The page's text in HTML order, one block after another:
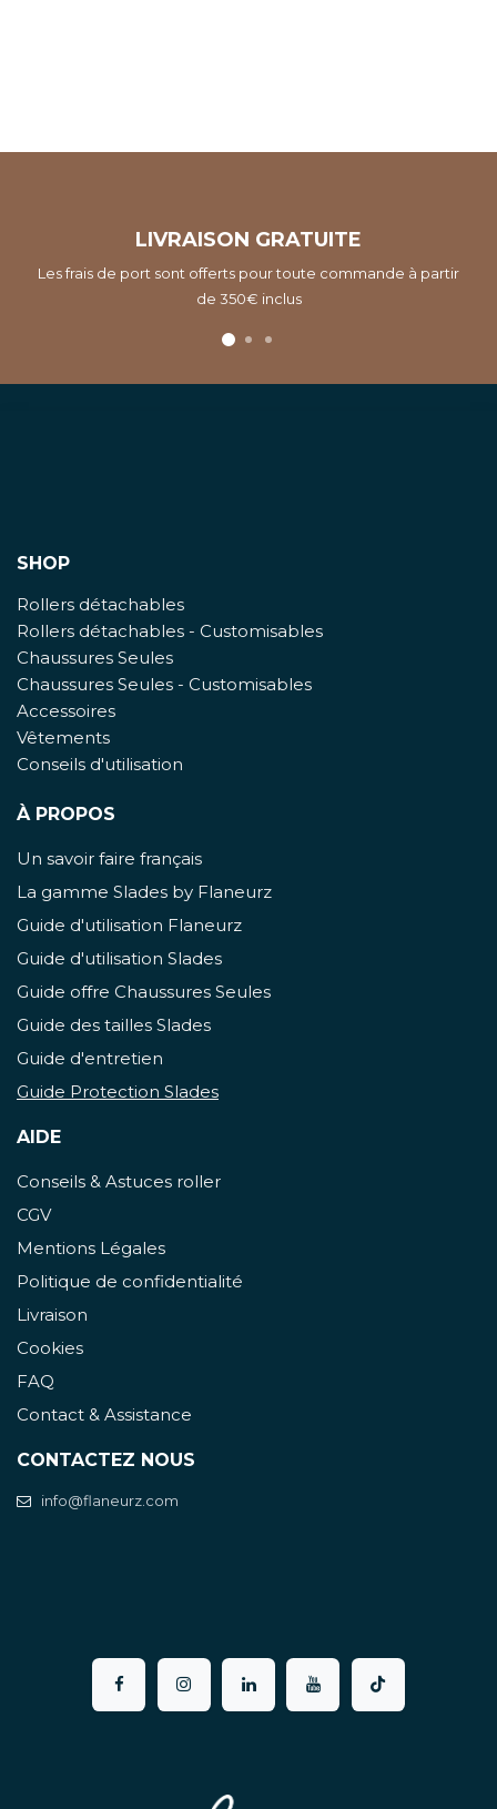
LIVRAISON GRATUITE
Les frais de port sont offerts pour toute commande à partir
de 350€ inclus
SHOP
Rollers détachables
Rollers détachables - Customisables
Chaussures Seules
Chaussures Seules - Customisables
Accessoires
Vêtements
Conseils d'utilisation
À PROPOS
Un savoir faire français
La gamme Slades by Flaneurz
Guide d'utilisation Flaneurz
Guide d'utilisation Slades
Guide offre Chaussures Seules
Guide des tailles Slades
Guide d'entretien
Guide Protection Slades
AIDE
Conseils & Astuces roller
CGV
Mentions Légales
Politique de confidentialité
Livraison
Cookies
FAQ
Contact & Assistance
CONTACTEZ NOUS
info@flaneurz.com